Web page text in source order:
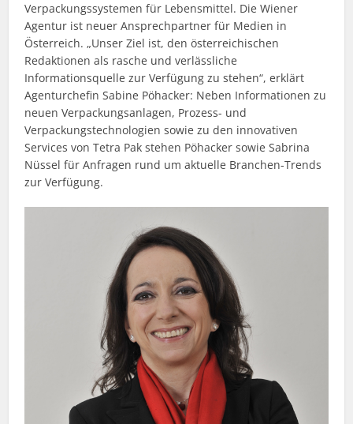
Verpackungssystemen für Lebensmittel. Die Wiener
Agentur ist neuer Ansprechpartner für Medien in
Österreich. „Unser Ziel ist, den österreichischen
Redaktionen als rasche und verlässliche
Informationsquelle zur Verfügung zu stehen“, erklärt
Agenturchefin Sabine Pöhacker: Neben Informationen zu
neuen Verpackungsanlagen, Prozess- und
Verpackungstechnologien sowie zu den innovativen
Services von Tetra Pak stehen Pöhacker sowie Sabrina
Nüssel für Anfragen rund um aktuelle Branchen-Trends
zur Verfügung.